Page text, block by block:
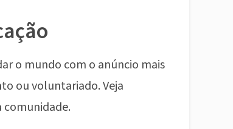
o mundo com o anúncio mais
ou voluntariado. Veja
comunidade.